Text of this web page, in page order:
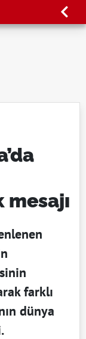
mesajı
farklı
dünya